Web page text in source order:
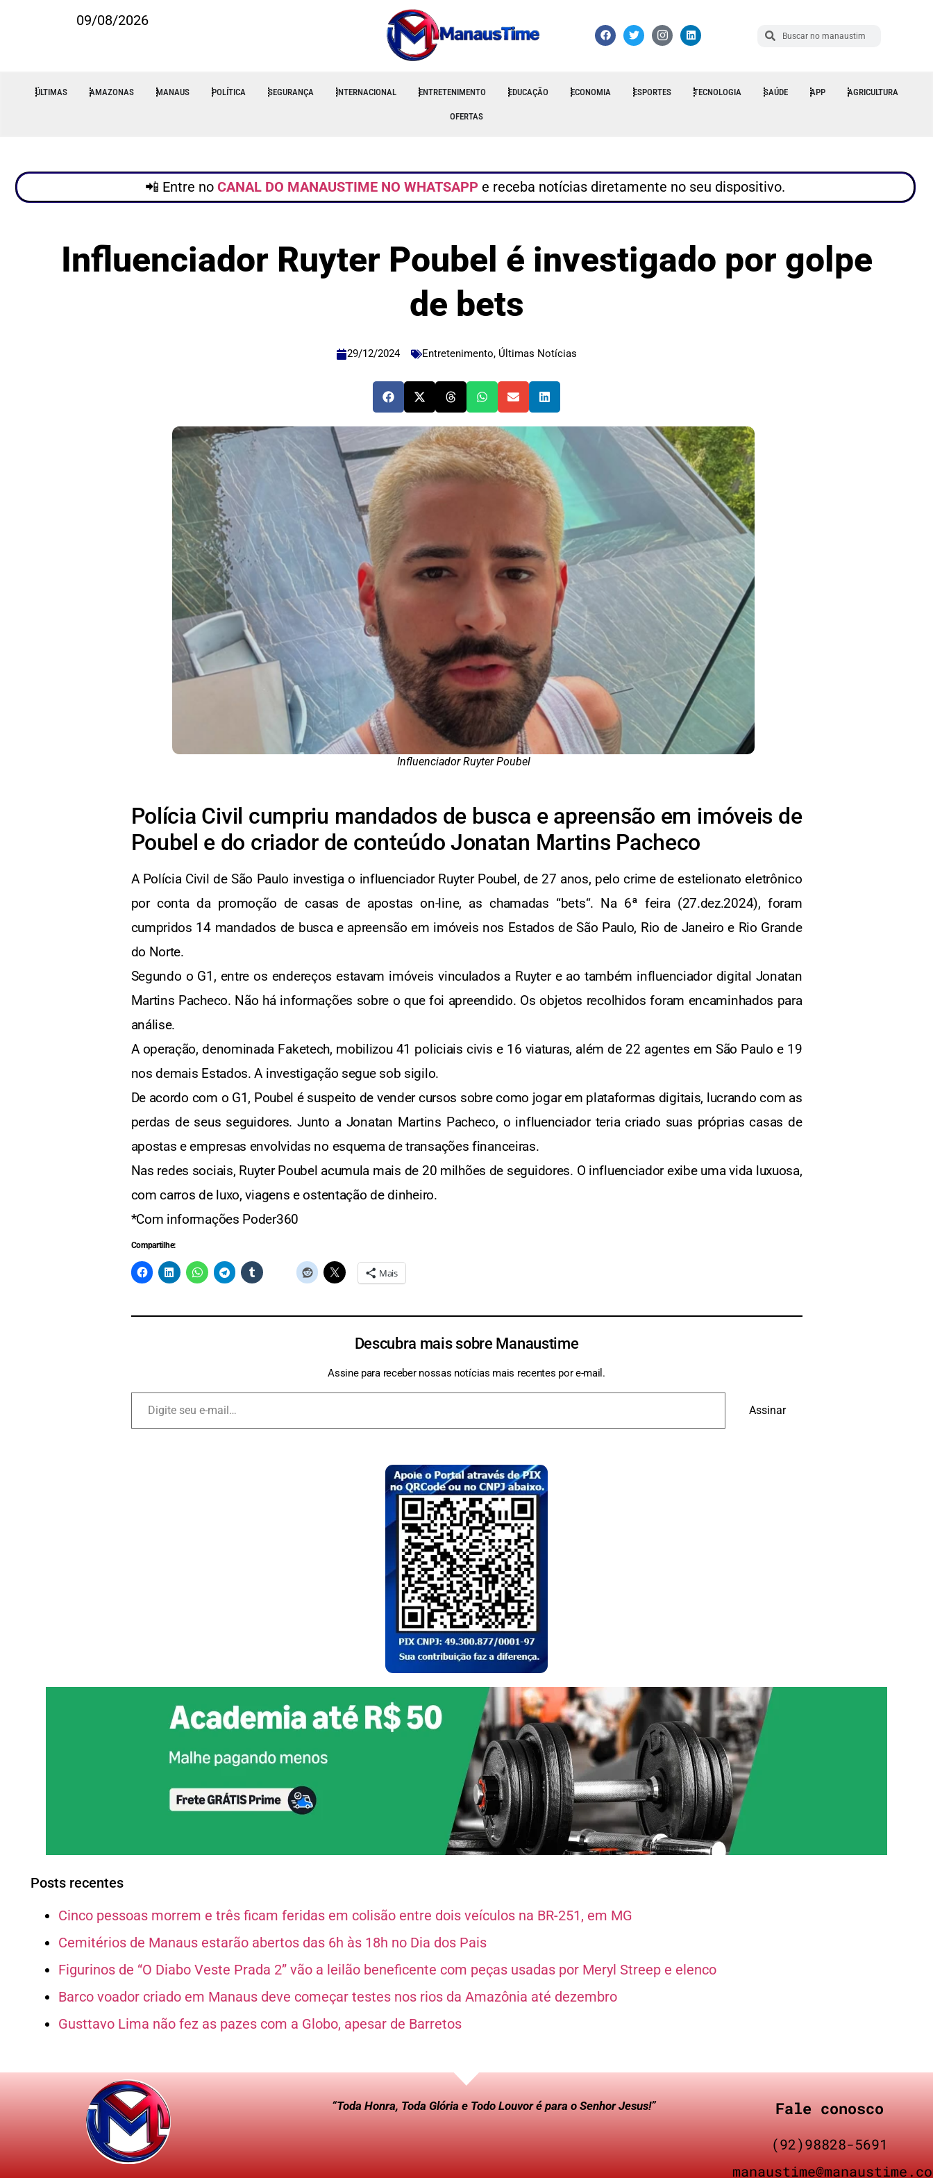
09/08/2026
ÚLTIMAS AMAZONAS MANAUS POLÍTICA SEGURANÇA INTERNACIONAL ENTRETENIMENTO EDUCAÇÃO ECONOMIA ESPORTES TECNOLOGIA SAÚDE APP AGRICULTURA
OFERTAS
📲 Entre no CANAL DO MANAUSTIME NO WHATSAPP e receba notícias diretamente no seu dispositivo.
Influenciador Ruyter Poubel é investigado por golpe
de bets
29/12/2024 Entretenimento, Últimas Notícias
Influenciador Ruyter Poubel
Polícia Civil cumpriu mandados de busca e apreensão em imóveis de
Poubel e do criador de conteúdo Jonatan Martins Pacheco
A Polícia Civil de São Paulo investiga o influenciador Ruyter Poubel, de 27 anos, pelo crime de estelionato eletrônico
por conta da promoção de casas de apostas on-line, as chamadas “bets“. Na 6ª feira (27.dez.2024), foram
cumpridos 14 mandados de busca e apreensão em imóveis nos Estados de São Paulo, Rio de Janeiro e Rio Grande
do Norte.
Segundo o G1, entre os endereços estavam imóveis vinculados a Ruyter e ao também influenciador digital Jonatan
Martins Pacheco. Não há informações sobre o que foi apreendido. Os objetos recolhidos foram encaminhados para
análise.
A operação, denominada Faketech, mobilizou 41 policiais civis e 16 viaturas, além de 22 agentes em São Paulo e 19
nos demais Estados. A investigação segue sob sigilo.
De acordo com o G1, Poubel é suspeito de vender cursos sobre como jogar em plataformas digitais, lucrando com as
perdas de seus seguidores. Junto a Jonatan Martins Pacheco, o influenciador teria criado suas próprias casas de
apostas e empresas envolvidas no esquema de transações financeiras.
Nas redes sociais, Ruyter Poubel acumula mais de 20 milhões de seguidores. O influenciador exibe uma vida luxuosa,
com carros de luxo, viagens e ostentação de dinheiro.
*Com informações Poder360
Compartilhe:
Mais
Descubra mais sobre Manaustime
Assine para receber nossas notícias mais recentes por e-mail.
Assinar
Posts recentes
Cinco pessoas morrem e três ficam feridas em colisão entre dois veículos na BR-251, em MG
Cemitérios de Manaus estarão abertos das 6h às 18h no Dia dos Pais
Figurinos de “O Diabo Veste Prada 2” vão a leilão beneficente com peças usadas por Meryl Streep e elenco
Barco voador criado em Manaus deve começar testes nos rios da Amazônia até dezembro
Gusttavo Lima não fez as pazes com a Globo, apesar de Barretos
“Toda Honra, Toda Glória e Todo Louvor é para o Senhor Jesus!” Fale conosco
(92)98828-5691